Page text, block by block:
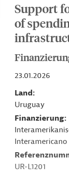
Support
of
23.01.2026
Land
Uruguay
Finanzierung
Interamericano
UR-L1201